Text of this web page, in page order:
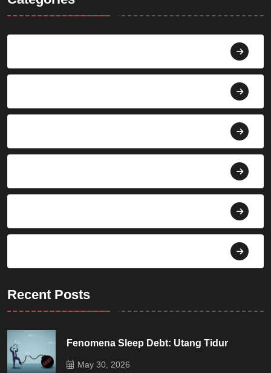
Recent Posts
Fenomena Sleep Debt: Utang Tidur
May 30, 2026